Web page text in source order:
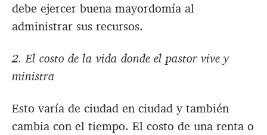
debe ejercer buena mayordomía al
administrar sus recursos.
2. El costo de la vida donde el pastor vive y
ministra
Esto varía de ciudad en ciudad y también
cambia con el tiempo. El costo de una renta o